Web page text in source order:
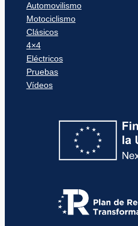
Automovilismo
Motociclismo
Clásicos
4×4
Eléctricos
Pruebas
Vídeos